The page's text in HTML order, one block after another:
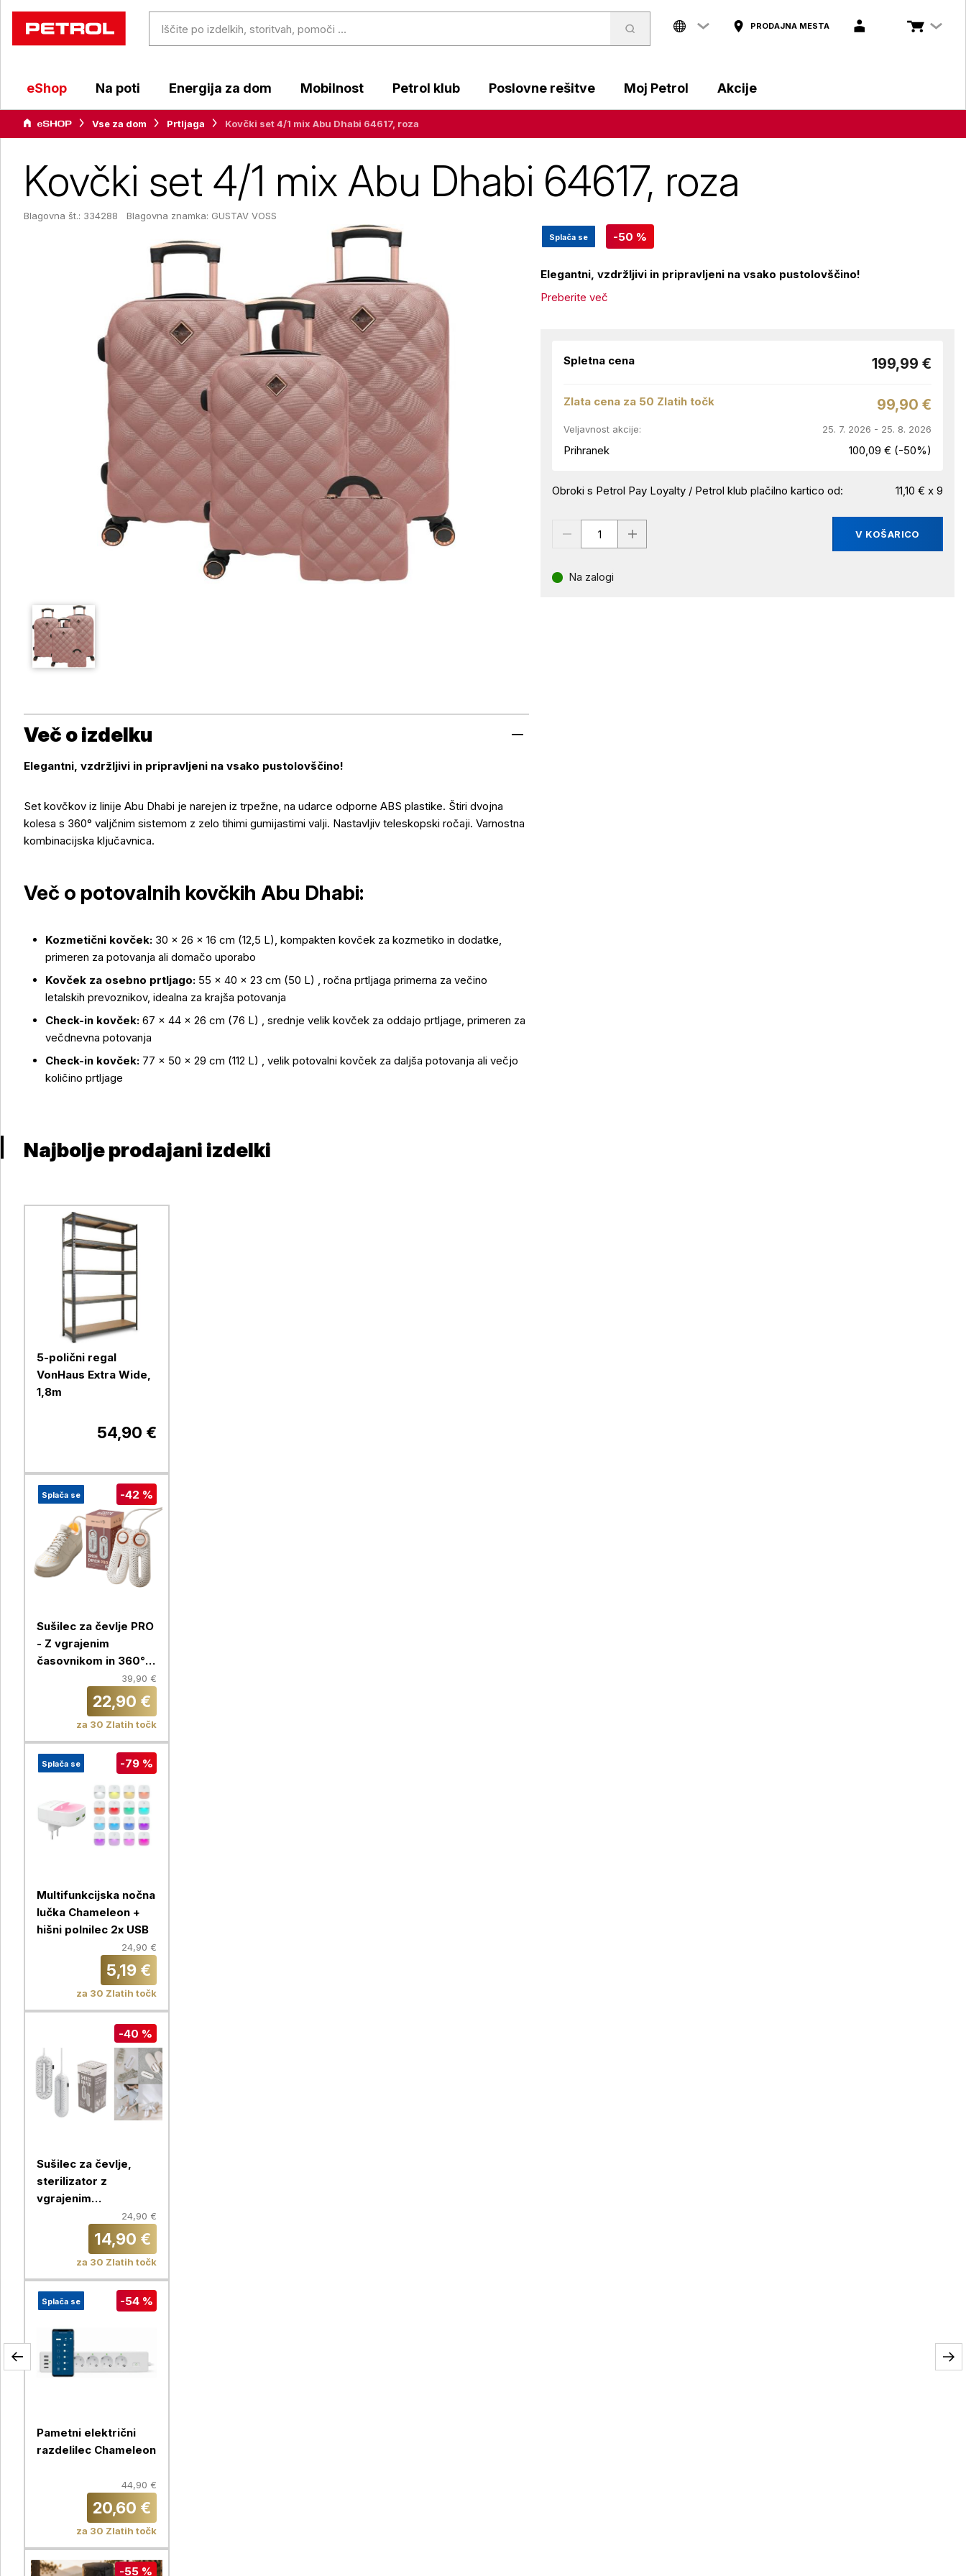
PRODAJNA MESTA
eShop Na poti Energija za dom Mobilnost Petrol klub Poslovne rešitve Moj Petrol Akcije
Vse za dom Prtljaga Kovčki set 4/1 mix Abu Dhabi 64617, roza
Kovčki set 4/1 mix Abu Dhabi 64617, roza
Blagovna št.: 334288 Blagovna znamka: GUSTAV VOSS
Splača se -50 %
Elegantni, vzdržljivi in pripravljeni na vsako pustolovščino!
Preberite več
Spletna cena 199,99 €
Zlata cena za 50 Zlatih točk 99,90 €
Veljavnost akcije: 25. 7. 2026 - 25. 8. 2026
Prihranek 100,09 € (-50%)
Obroki s Petrol Pay Loyalty / Petrol klub plačilno kartico od: 11,10 € x 9
V KOŠARICO
Na zalogi
Več o izdelku
Elegantni, vzdržljivi in pripravljeni na vsako pustolovščino!
Set kovčkov iz linije Abu Dhabi je narejen iz trpežne, na udarce odporne ABS plastike. Štiri dvojna
kolesa s 360° valjčnim sistemom z zelo tihimi gumijastimi valji. Nastavljiv teleskopski ročaji. Varnostna
kombinacijska ključavnica.
Več o potovalnih kovčkih Abu Dhabi:
Kozmetični kovček: 30 × 26 × 16 cm (12,5 L), kompakten kovček za kozmetiko in dodatke,
primeren za potovanja ali domačo uporabo
Kovček za osebno prtljago: 55 × 40 × 23 cm (50 L) , ročna prtljaga primerna za večino
letalskih prevoznikov, idealna za krajša potovanja
Check-in kovček: 67 × 44 × 26 cm (76 L) , srednje velik kovček za oddajo prtljage, primeren za
večdnevna potovanja
Check-in kovček: 77 × 50 × 29 cm (112 L) , velik potovalni kovček za daljša potovanja ali večjo
količino prtljage
Najbolje prodajani izdelki
5-polični regal
VonHaus Extra Wide,
1,8m
54,90 €
Splača se -42 %
Sušilec za čevlje PRO
- Z vgrajenim
časovnikom in 360°
kroženjem zraka39,90 €
22,90 €
za 30 Zlatih točk
Splača se -79 %
Multifunkcijska nočna
lučka Chameleon +
hišni polnilec 2x USB
24,90 €
5,19 €
za 30 Zlatih točk
-40 %
Sušilec za čevlje,
sterilizator z
vgrajenim
Chameleon
24,90 €
14,90 €
za 30 Zlatih točk
Splača se -54 %
Pametni električni
razdelilec Chameleon
44,90 €
20,60 €
za 30 Zlatih točk
-55 %